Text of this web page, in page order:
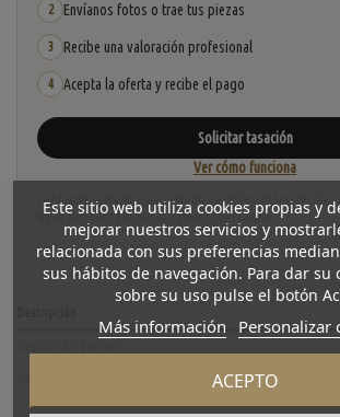
2 Envíanos fotos o trae tus piezas
3 Recibe una valoración profesional
4 Acepta la oferta y recibe el pago
Solicitar tasación
Ver cómo funciona
La tasación está sujeta a revisión y aceptación tras recibir y
No se descuenta automáticamente del carrito.
Este sitio web utiliza cookies propias y
mejorar nuestros servicios y
relacionada con sus preferencias
sus hábitos de navegación. Para dar su
sobre su uso pulse el botón
Más información Personalizar
ACEPTO